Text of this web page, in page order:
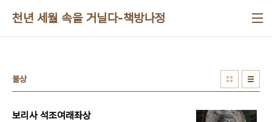
천년 세월 속을 거닐다-책방나정
불상
보리사 석조여래좌상